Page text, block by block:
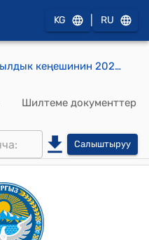
KG RU
Алтын-Булак айылдык кеңешинин 2024-жылдын 19-январындагы №84 Алтын-Булак айыл өкмөтүнүн 2024-жылга жергиликтүү бюджетин бекитүү боюнча 2025-2026-жылдардагы бюджеттеринин болжолун кароо жөнүндө токтому
Шилтеме документтер
Салыштыруу